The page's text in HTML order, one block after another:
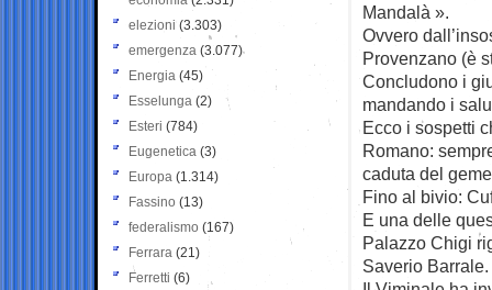
Mandalà ».
Ovvero
Provenzano (è
Concludono i
mandando i
Ecco i sospetti
Romano:
caduta del
Fino al bivio:
E una delle
Palazzo Chigi
Saverio Barrale.
elezioni (3.303)
emergenza (3.077)
Energia (45)
Esselunga (2)
Esteri (784)
Eugenetica (3)
Europa (1.314)
Fassino (13)
federalismo (167)
Ferrara (21)
Ferretti (6)